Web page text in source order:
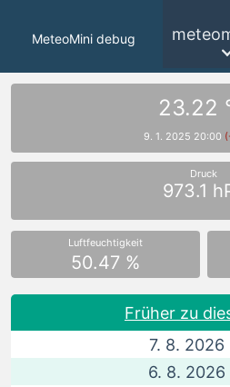
MeteoMini debug
23.22
9. 1. 2025 20:00
Druck
973.1
Luftfeuchtigkeit
50.47 %
Früher zu
7. 8. 2026
6. 8. 2026